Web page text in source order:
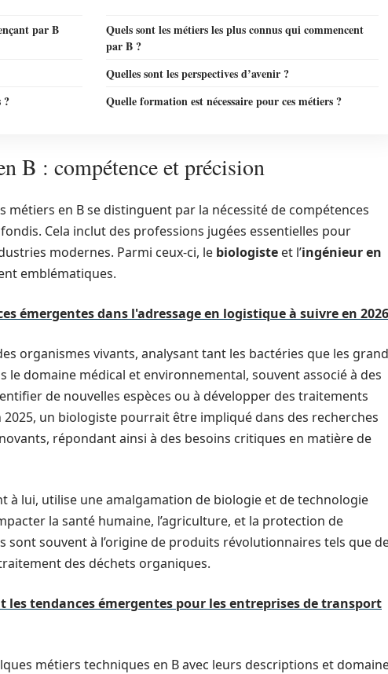
par B
Quels sont les métiers les plus connus qui commencent
par B ?
Quelles sont les perspectives d’avenir ?
?
Quelle formation est nécessaire pour ces métiers ?
B : compétence et précision
métiers en B se distinguent par la nécessité de compétences
Cela inclut des professions jugées essentielles pour
modernes. Parmi ceux-ci, le biologiste et l’ingénieur en
emblématiques.
émergentes dans l'adressage en logistique à suivre en 2026
organismes vivants, analysant tant les bactéries que les
le domaine médical et environnemental, souvent associé à des
de nouvelles espèces ou à développer des traitements
2025, un biologiste pourrait être impliqué dans des recherches
répondant ainsi à des besoins critiques en matière de
à lui, utilise une amalgamation de biologie et de technologie
la santé humaine, l’agriculture, et la protection de
sont souvent à l’origine de produits révolutionnaires tels que
des déchets organiques.
les tendances émergentes pour les entreprises de transport
métiers techniques en B avec leurs descriptions et